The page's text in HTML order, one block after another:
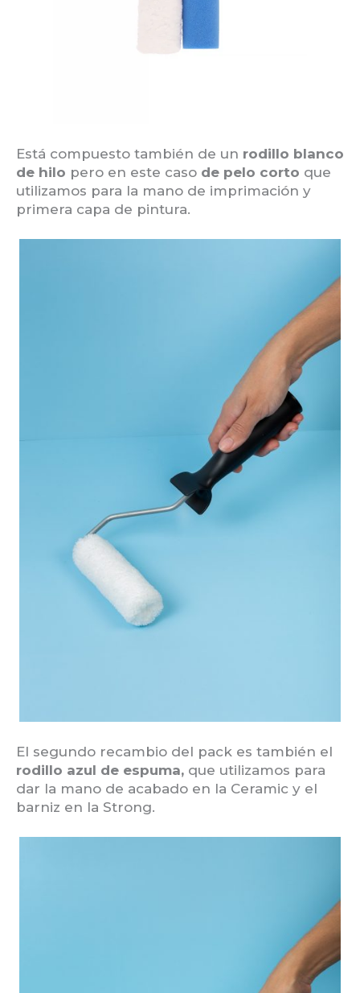
Está compuesto también de un rodillo blanco
de hilo pero en este caso de pelo corto que
utilizamos para la mano de imprimación y
primera capa de pintura.
El segundo recambio del pack es también el
rodillo azul de espuma, que utilizamos para
dar la mano de acabado en la Ceramic y el
barniz en la Strong.